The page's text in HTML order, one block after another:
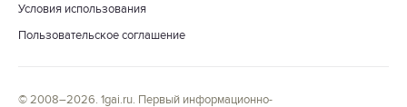
Условия использования
Пользовательское соглашение
© 2008–2026. 1gai.ru. Первый информационно-